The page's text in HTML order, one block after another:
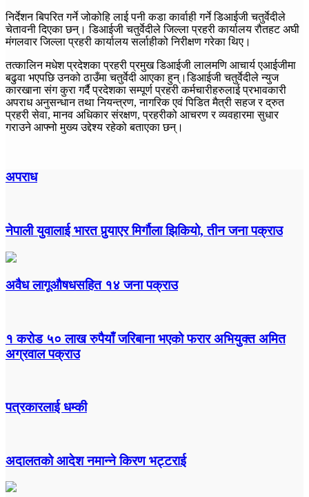
निर्देशन बिपरित गर्ने जोकोहि लाई पनी कडा कार्वाही गर्ने डिआईजी चतुर्वेदीले
चेतावनी दिएका छन्। डिआईजी चतुर्वेदीले जिल्ला प्रहरी कार्यालय रौतहट अघी
मंगलवार जिल्ला प्रहरी कार्यालय सर्लाहीको निरीक्षण गरेका थिए।
तत्कालिन मधेश प्रदेशका प्रहरी प्रमुख डिआईजी लालमणि आचार्य एआईजीमा
बढुवा भएपछि उनको ठाउँमा चतुर्वेदी आएका हुन्।डिआईजी चतुर्वेदीले न्युज
कारखाना संग कुरा गर्दै प्रदेशका सम्पूर्ण प्रहरी कर्मचारीहरुलाई प्रभावकारी
अपराध अनुसन्धान तथा नियन्त्रण, नागरिक एवं पिडित मैत्री सहज र द्रुत
प्रहरी सेवा, मानव अधिकार संरक्षण, प्रहरीको आचरण र व्यवहारमा सुधार
गराउने आफ्नो मुख्य उद्देश्य रहेको बताएका छन्।
अपराध
नेपाली युवालाई भारत पुर्‍याएर मिर्गौला झिकियो, तीन जना पक्राउ
अवैध लागूऔषधसहित १४ जना पक्राउ
१ करोड ५० लाख रुपैयाँ जरिबाना भएको फरार अभियुक्त अमित
अग्रवाल पक्राउ
पत्रकारलाई धम्की
अदालतको आदेश नमान्ने किरण भट्टराई